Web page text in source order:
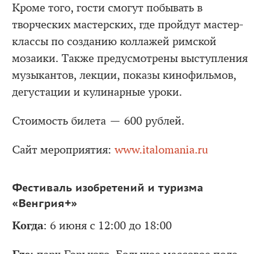
Кроме того, гости смогут побывать в
творческих мастерских, где пройдут мастер-
классы по созданию коллажей римской
мозаики. Также предусмотрены выступления
музыкантов, лекции, показы кинофильмов,
дегустации и кулинарные уроки.
Стоимость билета — 600 рублей.
Сайт мероприятия: www.italomania.ru
Фестиваль изобретений и туризма
«Венгрия+»
Когда: 6 июня с 12:00 до 18:00